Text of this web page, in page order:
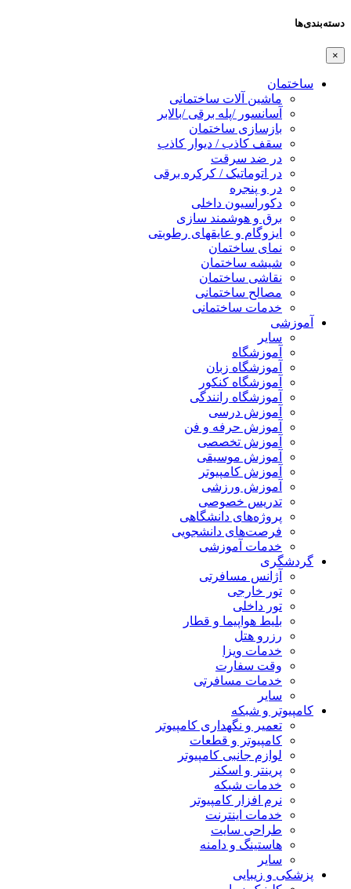
دسته‌بندی‌ها
×
ساختمان
ماشین آلات ساختمانی
آسانسور /پله برقی /بالابر
بازسازی ساختمان
سقف کاذب / دیوار کاذب
در ضد سرقت
در اتوماتیک / کرکره برقی
در و پنجره
دکوراسیون داخلی
برق و هوشمند سازی
ایزوگام و عایقهای رطوبتی
نمای ساختمان
شیشه ساختمان
نقاشی ساختمان
مصالح ساختمانی
خدمات ساختمانی
آموزشی
سایر
آموزشگاه
آموزشگاه زبان
آموزشگاه کنکور
آموزشگاه رانندگی
آموزش درسی
آموزش حرفه و فن
آموزش تخصصی
آموزش موسیقی
آموزش کامپیوتر
آموزش ورزشی
تدریس خصوصی
پروژه‌های دانشگاهی
فرصت‌های دانشجویی
خدمات آموزشی
گردشگری
آژانس مسافرتی
تور خارجی
تور داخلی
بلیط هواپیما و قطار
رزرو هتل
خدمات ویزا
وقت سفارت
خدمات مسافرتی
سایر
کامپیوتر و شبکه
تعمیر و نگهداری کامپیوتر
کامپیوتر و قطعات
لوازم جانبی کامپیوتر
پرینتر و اسکنر
خدمات شبکه
نرم افزار کامپیوتر
خدمات اینترنت
طراحی سایت
هاستینگ و دامنه
سایر
پزشکی و زیبایی